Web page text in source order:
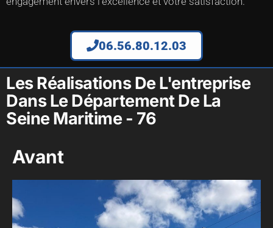
06.56.80.12.03
Les Réalisations De L'entreprise
Dans Le Département De La
Seine Maritime - 76
Avant